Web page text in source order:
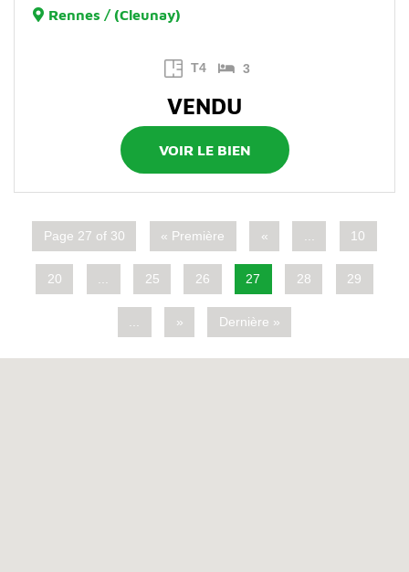
Rennes / (Cleunay)
T4 3
VENDU
VOIR LE BIEN
Page 27 of 30 « Première « ... 10
20 25 26 27 28 29
» Dernière »